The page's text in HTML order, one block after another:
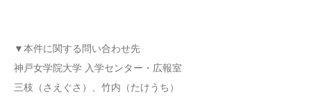
▼本件に関する問い合わせ先
神戸女学院大学 入学センター・広報室
三枝（さえぐさ）、竹内（たけうち）